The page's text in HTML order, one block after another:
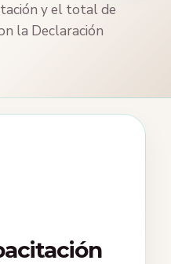
y el total de
la Declaración